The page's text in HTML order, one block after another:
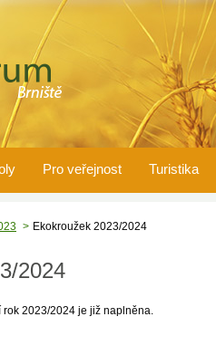
Pro veřejnost Turistika
Ekokroužek 2023/2024
2024
rok 2023/2024 je již naplněna.